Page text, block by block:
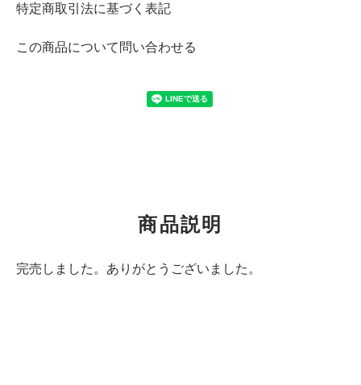
特定商取引法に基づく表記
この商品について問い合わせる
商品説明
完売しました。ありがとうございました。